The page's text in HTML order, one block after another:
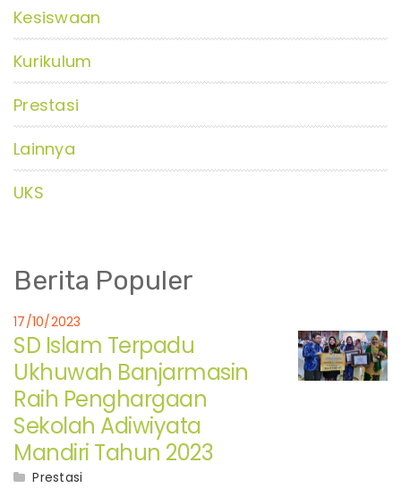
Kesiswaan
Kurikulum
Prestasi
Lainnya
UKS
Berita Populer
17/10/2023
SD Islam Terpadu
Ukhuwah Banjarmasin
Raih Penghargaan
Sekolah Adiwiyata
Mandiri Tahun 2023
Prestasi